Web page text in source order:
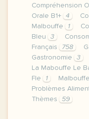
Compréhension
Orale B1+
4
Malbouffe
1
Bleu
3
Français
758
Gastronomie
3
La Mabouffe Le
Fle
1 Malbouffe
Problèmes
Thèmes
59